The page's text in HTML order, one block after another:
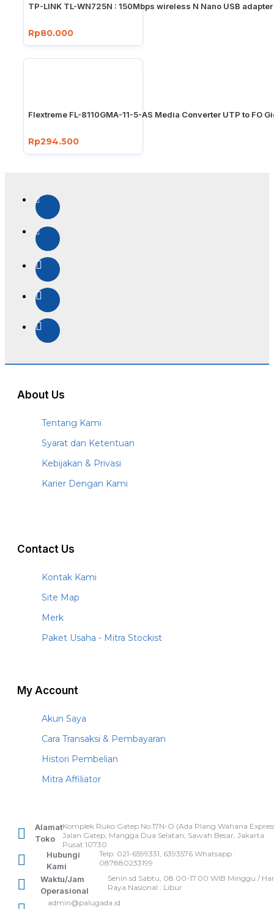
TP-LINK TL-WN725N : 150Mbps wireless N Nano USB adapter
Rp80.000
Flextreme FL-8110GMA-11-5-AS Media Converter UTP to FO
Rp294.500
About Us
Tentang Kami
Syarat dan Ketentuan
Kebijakan & Privasi
Karier Dengan Kami
Contact Us
Kontak Kami
Site Map
Merk
Paket Usaha - Mitra Stockist
My Account
Akun Saya
Cara Transaksi & Pembayaran
Histori Pembelian
Mitra Affiliator
Alamat
Toko
Komplek Ruko Gatep No.17N-O (Ada Plang Wahana
Jalan Gatep, Mangga Dua Selatan, Sawah Besar, Jakarta
Pusat 10730
Hubungi
Kami
Telp: 021-6599331, 6393576 Whatsapp :
087880233199
Waktu/Jam
Operasional
Senin sd Sabtu, 08.00-17.00 WIB Minggu /
Raya Nasional : Libur
admin@palugada.id